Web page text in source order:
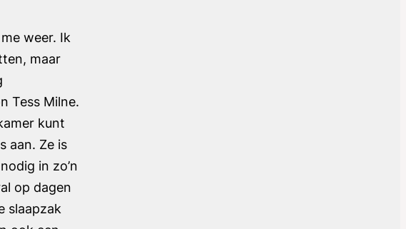
weer. Ik
maar
Tess Milne.
kunt
aan. Ze is
in zo’n
op dagen
slaapzak